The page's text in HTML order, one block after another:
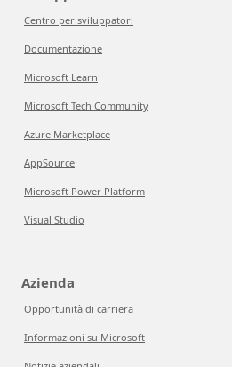
Centro per sviluppatori
Documentazione
Microsoft Learn
Microsoft Tech Community
Azure Marketplace
AppSource
Microsoft Power Platform
Visual Studio
Azienda
Opportunità di carriera
Informazioni su Microsoft